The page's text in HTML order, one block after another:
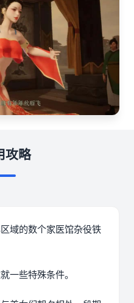
攻略
域的数个家医馆杂役铁
一些特殊条件。